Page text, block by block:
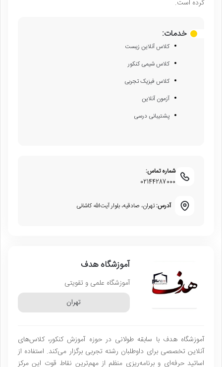
کرده است.
خدمات:
کلاس آنلاین زیست
کلاس شیمی کنکور
کلاس فیزیک تجربی
آزمون آنلاین
پشتیبانی درسی
شماره تماس:
02144287000
آدرس:تهران، صادقیه، بلوار آیت‌الله کاشانی
آموزشگاه هدف
آموزشگاه علمی و تقویتی
تهران
آموزشگاه هدف با سابقه طولانی در حوزه آموزش کنکور، کلاس‌های
آنلاین تخصصی برای داوطلبان رشته تجربی برگزار می‌کند. استفاده از
اساتید حرفه‌ای و برنامه‌ریزی منظم از مهم‌ترین نقاط قوت این مرکز